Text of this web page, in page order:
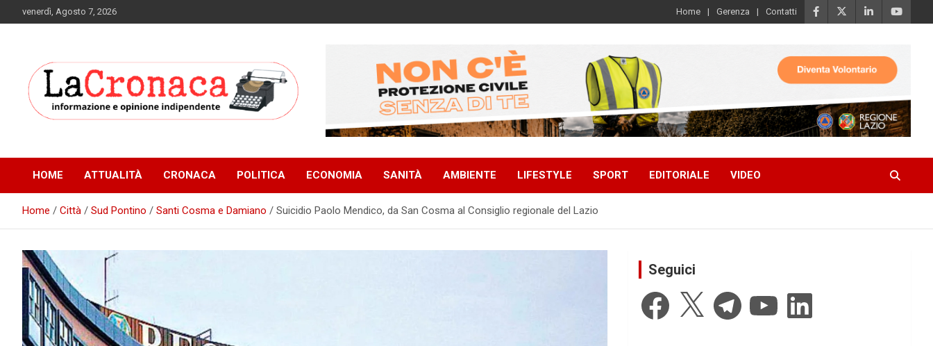
to
venerdì, Agosto 7, 2026 Home Gerenza Contatti
HOME ATTUALITÀ CRONACA POLITICA ECONOMIA SANITÀ AMBIENTE LIFESTYLE SPORT EDITORIALE VIDEO
Home Città Sud Pontino Santi Cosma e Damiano Suicidio Paolo Mendico, da San Cosma al Consiglio regionale del Lazio
Seguici
Facebook
X TelegramYouTube LinkedIn